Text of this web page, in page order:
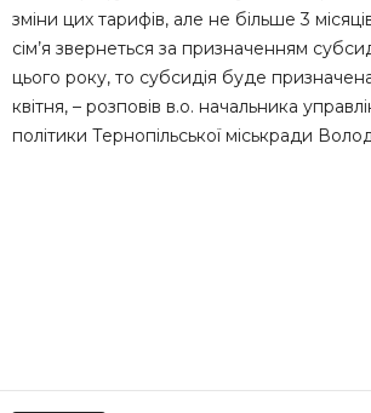
зміни цих тарифів, але не більше 3
сім’я звернеться за призначенням
цього року, то субсидія буде
квітня, – розповів в.о. начальника
політики Тернопільської міськради